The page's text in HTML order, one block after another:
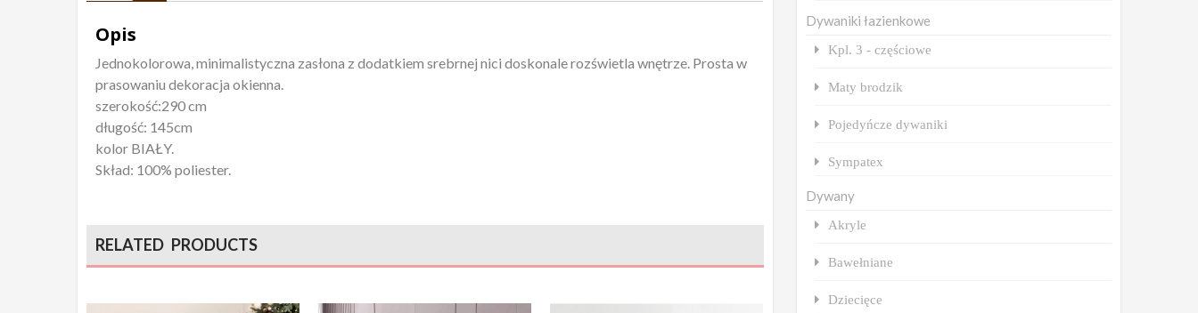
Opis
Jednokolorowa, minimalistyczna zasłona z dodatkiem srebrnej nici doskonale rozświetla wnętrze. Prosta w
prasowaniu dekoracja okienna.
szerokość:290 cm
długość: 145cm
kolor BIAŁY.
Skład: 100% poliester.
RELATED PRODUCTS
Dywaniki łazienkowe
Kpl. 3 - częściowe
Maty brodzik
Pojedyńcze dywaniki
Sympatex
Dywany
Akryle
Bawełniane
Dziecięce